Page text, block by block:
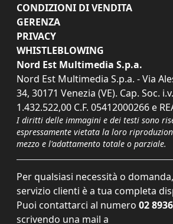
CONDIZIONI DI VENDITA
GERENZA
PRIVACY
WHISTLEBLOWING
Nord Est Multimedia S.p.a.
Nord Est Multimedia S.p.a. - Via
34, 30171 Venezia (VE). Cap. Soc.
1.432.522,00 C.F. 05412000266 e
I diritti delle immagini e dei testi sono
espressamente vietata la loro
mezzo e l'adattamento totale o parziale.
Per qualsiasi necessità o
servizio clienti è a tua completa
Puoi contattarci al numero 02
scrivendo una mail a